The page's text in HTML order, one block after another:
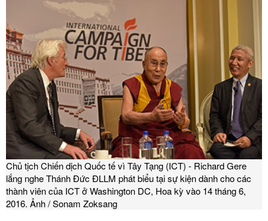
Chủ tịch Chiến dịch Quốc tế vì Tây Tạng (ICT) - Richard Gere
lắng nghe Thánh Đức ĐLLM phát biểu tại sự kiện dành cho các
thành viên của ICT ở Washington DC, Hoa kỳ vào 14 tháng 6,
2016. Ảnh / Sonam Zoksang